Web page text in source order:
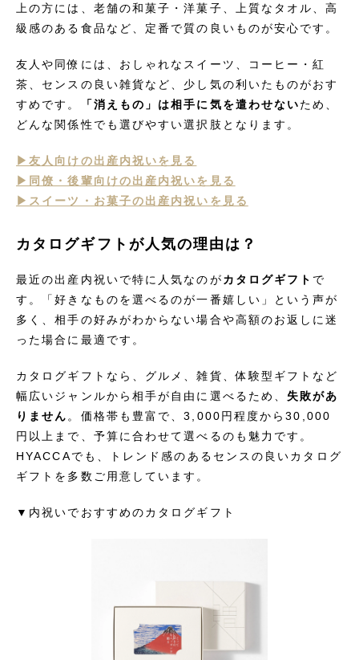
上の方には、老舗の和菓子・洋菓子、上質なタオル、高
級感のある食品など、定番で質の良いものが安心です。
友人や同僚には、おしゃれなスイーツ、コーヒー・紅
茶、センスの良い雑貨など、少し気の利いたものがおす
すめです。
「消えもの」は相手に気を遣わせないため、
どんな関係性でも選びやすい選択肢となります。
▶︎友人向けの出産内祝いを見る
▶︎同僚・後輩向けの出産内祝いを見る
▶︎スイーツ・お菓子の出産内祝いを見る
カタログギフトが人気の理由は？
最近の出産内祝いで特に人気なのがカタログギフト で
す。「好きなものを選べるのが一番嬉しい」という声が
多く、相手の好みがわからない場合や高額のお返しに迷
った場合に最適です。
カタログギフトなら、グルメ、雑貨、体験型ギフトなど
幅広いジャンルから相手が自由に選べるため、 失敗があ
りません 。価格帯も豊富で、3,000円程度から30,000
円以上まで、予算に合わせて選べるのも魅力です。
HYACCAでも、トレンド感のあるセンスの良いカタログ
ギフトを多数ご用意しています。
▼内祝いでおすすめのカタログギフト